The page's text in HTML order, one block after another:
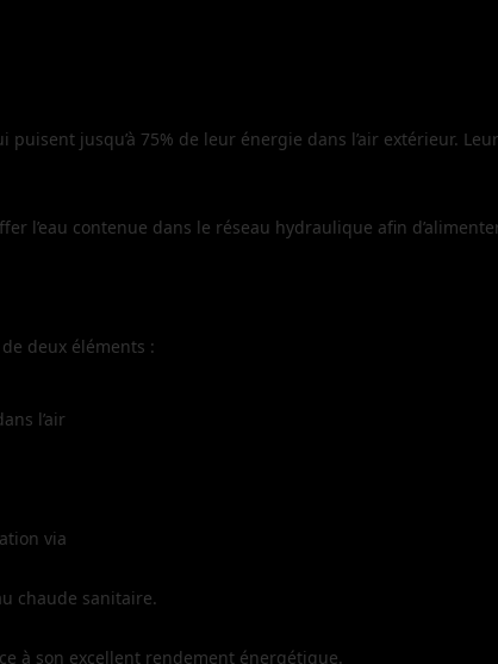
jusqu’à 75% de leur énergie dans l’air extérieur.
l’eau contenue dans le réseau hydraulique afin
deux éléments :
l’air
via
chaude sanitaire.
à son excellent rendement énergétique.